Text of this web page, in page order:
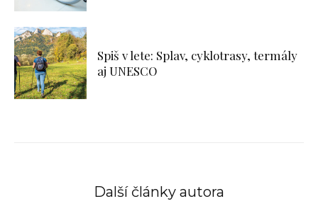
Spiš v lete: Splav, cyklotrasy, termály
aj UNESCO
Další články autora